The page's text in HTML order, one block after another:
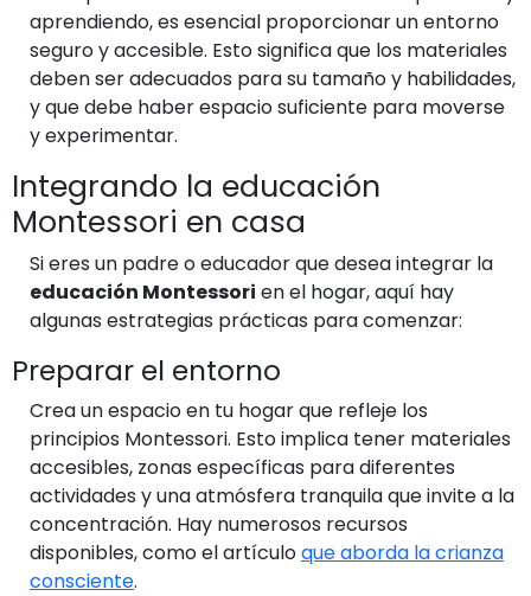
aprendiendo, es esencial proporcionar un entorno
seguro y accesible. Esto significa que los materiales
deben ser adecuados para su tamaño y habilidades,
y que debe haber espacio suficiente para moverse
y experimentar.
Integrando la educación
Montessori en casa
Si eres un padre o educador que desea integrar la
educación Montessori en el hogar, aquí hay
algunas estrategias prácticas para comenzar:
Preparar el entorno
Crea un espacio en tu hogar que refleje los
principios Montessori. Esto implica tener materiales
accesibles, zonas específicas para diferentes
actividades y una atmósfera tranquila que invite a la
concentración. Hay numerosos recursos
disponibles, como el artículoque aborda la crianza
consciente.